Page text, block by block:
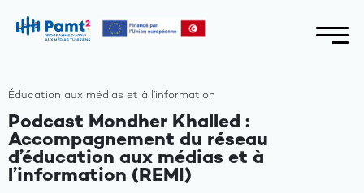
Éducation aux médias et à l’information
Podcast Mondher Khalled :
Accompagnement du réseau
d’éducation aux médias et à
l’information (REMI)